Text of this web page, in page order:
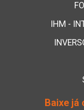
IHM -
Baixe já